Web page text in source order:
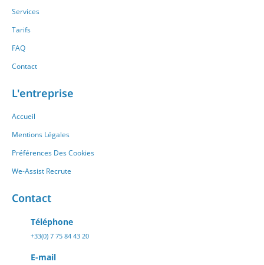
Services
Tarifs
FAQ
Contact
L'entreprise
Accueil
Mentions Légales
Préférences Des Cookies
We-Assist Recrute
Contact
Téléphone
+33(0) 7 75 84 43 20
E-mail